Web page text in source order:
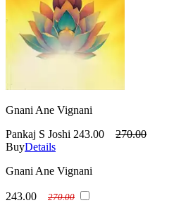
Gnani Ane Vignani
Pankaj S Joshi 243.00
270.00
BuyDetails
Gnani Ane Vignani
243.00 270.00